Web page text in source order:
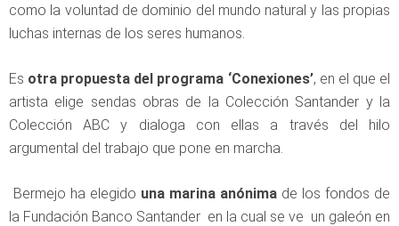
como la voluntad de dominio del mundo natural y las propias
luchas internas de los seres humanos.
Es otra propuesta del programa ‘Conexiones’, en el que el
artista elige sendas obras de la Colección Santander y la
Colección ABC y dialoga con ellas a través del hilo
argumental del trabajo que pone en marcha.
Bermejo ha elegido una marina anónima de los fondos de
la Fundación Banco Santander en la cual se ve un galeón en